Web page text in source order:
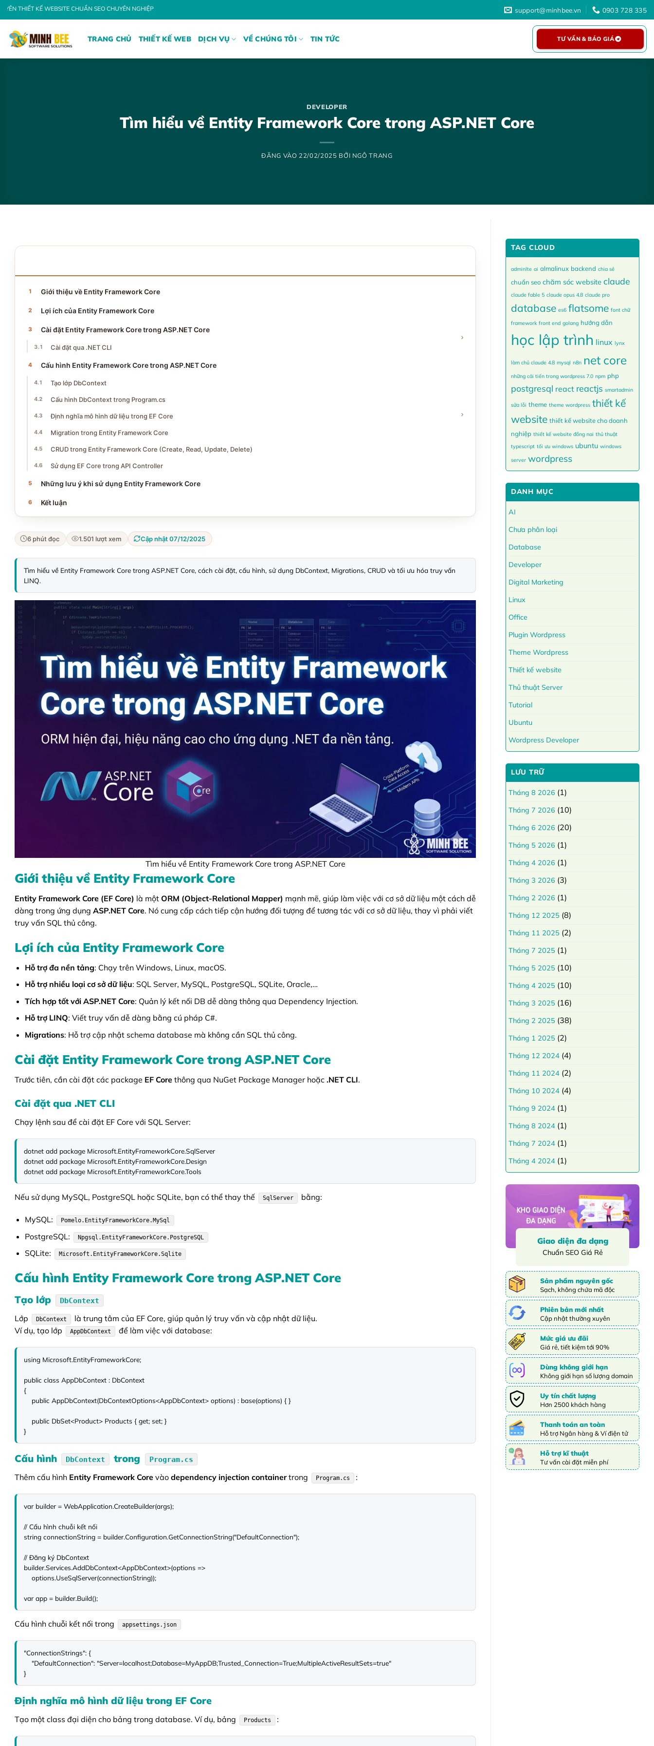
Bỏ
qua
dung
WEBSITE CHUẨN SEO CHUYÊN NGHIỆP support@minhbee.vn 0903 728 335
TRANG CHỦ THIẾT KẾ WEB DỊCH VỤ VỀ CHÚNG TÔI TIN TỨC TƯ VẤN & BÁO GIÁ
DEVELOPER
Tìm hiểu về Entity Framework Core trong ASP.NET Core
ĐĂNG VÀO 22/02/2025 BỞI NGÔ TRANG
Giới thiệu về Entity Framework Core
Lợi ích của Entity Framework Core
Cài đặt Entity Framework Core trong ASP.NET Core
Cài đặt qua .NET CLI
Cấu hình Entity Framework Core trong ASP.NET Core
Tạo lớp DbContext
Cấu hình DbContext trong Program.cs
Định nghĩa mô hình dữ liệu trong EF Core
Migration trong Entity Framework Core
CRUD trong Entity Framework Core (Create, Read, Update, Delete)
Sử dụng EF Core trong API Controller
Những lưu ý khi sử dụng Entity Framework Core
Kết luận
6 phút đọc 1.501 lượt xem Cập nhật 07/12/2025
Tìm hiểu về Entity Framework Core trong ASP.NET Core, cách cài đặt, cấu hình, sử dụng DbContext, Migrations, CRUD và tối ưu hóa truy vấn
LINQ.
Tìm hiểu về Entity Framework Core trong ASP.NET Core
Giới thiệu về Entity Framework Core
Entity Framework Core (EF Core) là một ORM (Object-Relational Mapper) mạnh mẽ, giúp làm việc với cơ sở dữ liệu một cách dễ
dàng trong ứng dụng ASP.NET Core. Nó cung cấp cách tiếp cận hướng đối tượng để tương tác với cơ sở dữ liệu, thay vì phải viết
truy vấn SQL thủ công.
Lợi ích của Entity Framework Core
Hỗ trợ đa nền tảng: Chạy trên Windows, Linux, macOS.
Hỗ trợ nhiều loại cơ sở dữ liệu: SQL Server, MySQL, PostgreSQL, SQLite, Oracle,…
Tích hợp tốt với ASP.NET Core: Quản lý kết nối DB dễ dàng thông qua Dependency Injection.
Hỗ trợ LINQ: Viết truy vấn dễ dàng bằng cú pháp C#.
Migrations: Hỗ trợ cập nhật schema database mà không cần SQL thủ công.
Cài đặt Entity Framework Core trong ASP.NET Core
Trước tiên, cần cài đặt các package EF Core thông qua NuGet Package Manager hoặc .NET CLI.
Cài đặt qua .NET CLI
Chạy lệnh sau để cài đặt EF Core với SQL Server:
dotnet add package Microsoft.EntityFrameworkCore.SqlServer
dotnet add package Microsoft.EntityFrameworkCore.Design
dotnet add package Microsoft.EntityFrameworkCore.Tools
Nếu sử dụng MySQL, PostgreSQL hoặc SQLite, bạn có thể thay thế SqlServer bằng:
MySQL: Pomelo.EntityFrameworkCore.MySql
PostgreSQL: Npgsql.EntityFrameworkCore.PostgreSQL
SQLite: Microsoft.EntityFrameworkCore.Sqlite
Cấu hình Entity Framework Core trong ASP.NET Core
Tạo lớp DbContext
Lớp DbContext
là trung tâm của EF Core, giúp quản lý truy vấn và cập nhật dữ liệu.
Ví dụ, tạo lớp
AppDbContext để làm việc với database:
using Microsoft.EntityFrameworkCore;
public class AppDbContext : DbContext
{
}
Cấu hình DbContext trong Program.cs
Thêm cấu hình Entity Framework Core vào dependency injection containertrong Program.cs :
var builder = WebApplication.CreateBuilder(args);
// Cấu hình chuỗi kết nối
string connectionString = builder.Configuration.GetConnectionString("DefaultConnection");
// Đăng ký DbContext
builder.Services.AddDbContext<AppDbContext>(options =>
var app = builder.Build();
Cấu hình chuỗi kết nối trong appsettings.json
"ConnectionStrings": {
}
Định nghĩa mô hình dữ liệu trong EF Core
Tạo một class đại diện cho bảng trong database. Ví dụ, bảng Products :
TAG CLOUD
adminlte ai almalinux backend chia sẻ
chuẩn seo chăm sóc website claude
claude fable 5 claude opus 4.8 claude pro
database es6 flatsome font chữ
framework front end golang hướng dẫn
học lập trình linux lynx
làm chủ claude 4.8 mysql n8n net core
những cải tiến trong wordpress 7.0 npm php
postgresql react reactjs smartadmin
sửa lỗi theme theme wordpress thiết kế
website thiết kế website cho doanh
nghiệp thiết kế website đồng nai thủ thuật
typescript tối ưu windows ubuntu windows
server wordpress
DANH MỤC
AI
Chưa phân loại
Database
Developer
Digital Marketing
Linux
Office
Plugin Wordpress
Theme Wordpress
Thiết kế website
Thủ thuật Server
Tutorial
Ubuntu
Wordpress Developer
LƯU TRỮ
Tháng 8 2026 (1)
Tháng 7 2026 (10)
Tháng 6 2026 (20)
Tháng 5 2026 (1)
Tháng 4 2026 (1)
Tháng 3 2026 (3)
Tháng 2 2026 (1)
Tháng 12 2025 (8)
Tháng 11 2025 (2)
Tháng 7 2025 (1)
Tháng 5 2025 (10)
Tháng 4 2025 (10)
Tháng 3 2025 (16)
Tháng 2 2025 (38)
Tháng 1 2025 (2)
Tháng 12 2024 (4)
Tháng 11 2024 (2)
Tháng 10 2024 (4)
Tháng 9 2024 (1)
Tháng 8 2024 (1)
Tháng 7 2024 (1)
Tháng 4 2024 (1)
Giao diện đa dạng
Chuẩn SEO Giá Rẻ
Sản phẩm nguyên gốc
Sạch, không chứa mã độc
Phiên bản mới nhất
Cập nhật thường xuyên
Mức giá ưu đãi
Giá rẻ, tiết kiệm tới 90%
Dùng không giới hạn
Không giới hạn số lượng domain
Uy tín chất lượng
Hơn 2500 khách hàng
Thanh toán an toàn
Hỗ trợ Ngân hàng & Ví điện tử
Hỗ trợ kĩ thuật
Tư vấn cài đặt miễn phí